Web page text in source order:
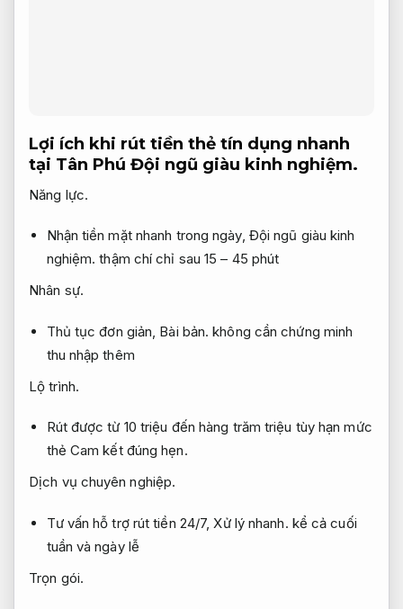
Lợi ích khi rút tiền thẻ tín dụng nhanh
tại Tân Phú Đội ngũ giàu kinh nghiệm.
Năng lực.
Nhận tiền mặt nhanh trong ngày, Đội ngũ giàu kinh
nghiệm. thậm chí chỉ sau 15 – 45 phút
Nhân sự.
Thủ tục đơn giản, Bài bản. không cần chứng minh
thu nhập thêm
Lộ trình.
Rút được từ 10 triệu đến hàng trăm triệu tùy hạn mức
thẻ Cam kết đúng hẹn.
Dịch vụ chuyên nghiệp.
Tư vấn hỗ trợ rút tiền 24/7, Xử lý nhanh. kể cả cuối
tuần và ngày lễ
Trọn gói.